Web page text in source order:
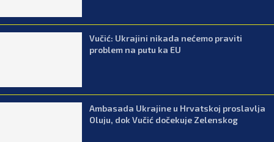
Vučić: Ukrajini nikada nećemo praviti
problem na putu ka EU
Ambasada Ukrajine u Hrvatskoj proslavlja
Oluju, dok Vučić dočekuje Zelenskog